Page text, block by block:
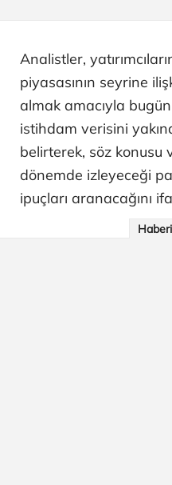
Analistler,
piyasasının seyrine
almak amacıyla bugün
istihdam verisini
belirterek, söz konusu
dönemde izleyeceği
ipuçları aranacağını